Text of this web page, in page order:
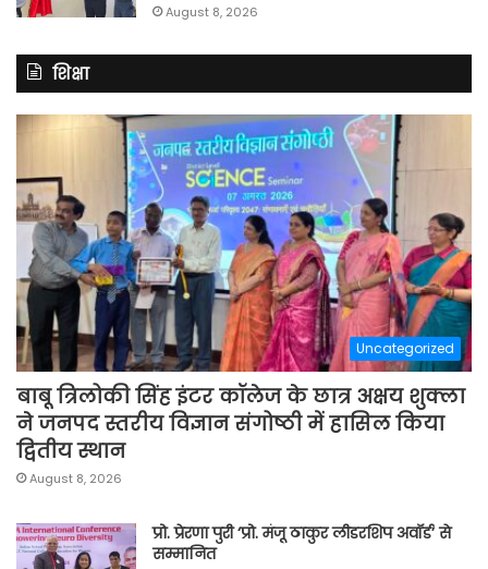
August 8, 2026
शिक्षा
Uncategorized
बाबू त्रिलोकी सिंह इंटर कॉलेज के छात्र अक्षय शुक्ला
ने जनपद स्तरीय विज्ञान संगोष्ठी में हासिल किया
द्वितीय स्थान
August 8, 2026
प्रो. प्रेरणा पुरी ‘प्रो. मंजू ठाकुर लीडरशिप अवॉर्ड’ से
सम्मानित